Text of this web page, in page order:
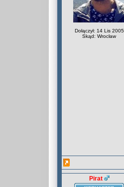
Dołączył: 14 Lis 2005
Skąd: Wrocław
Pirat